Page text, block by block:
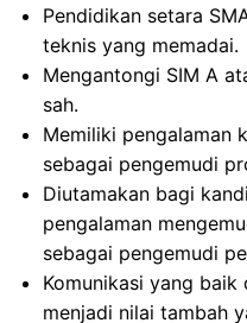
Pendidikan setara
teknis yang memadai.
Mengantongi SIM A
sah.
Memiliki pengalaman
sebagai pengemudi
Diutamakan bagi
pengalaman
sebagai pengemudi
Komunikasi yang
menjadi nilai tambah